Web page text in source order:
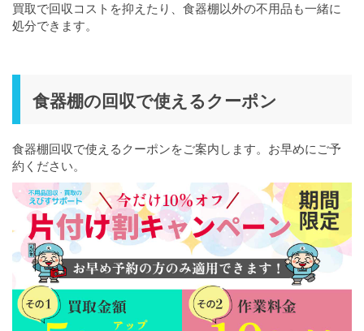
買取で回収コストを抑えたり、食器棚以外の不用品も一緒に
処分できます。
食器棚の回収で使えるクーポン
食器棚回収で使えるクーポンをご案内します。お早めにご予
約ください。